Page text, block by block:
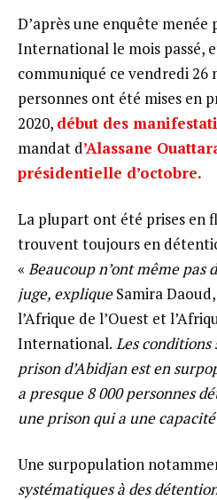
D’après une enquête menée
International le mois passé,
communiqué ce vendredi 26
personnes ont été mises en
2020, début des
mandat d’Alassane
présidentielle d’octobre.
La plupart ont été prises en
trouvent toujours en
« Beaucoup n’ont même pas
juge, expliqueSamira
l’Afrique de l’Ouest et
International. Les
prison d’Abidjan est en
a presque 8 000 personnes
une prison qui a une
Une surpopulation
systématiques à des